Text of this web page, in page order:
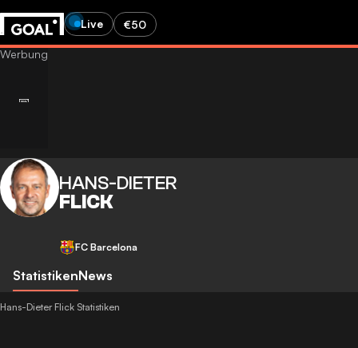
Live €50
HANS-DIETER
FLICK
FC Barcelona
StatistikenNews
Hans-Dieter Flick Statistiken